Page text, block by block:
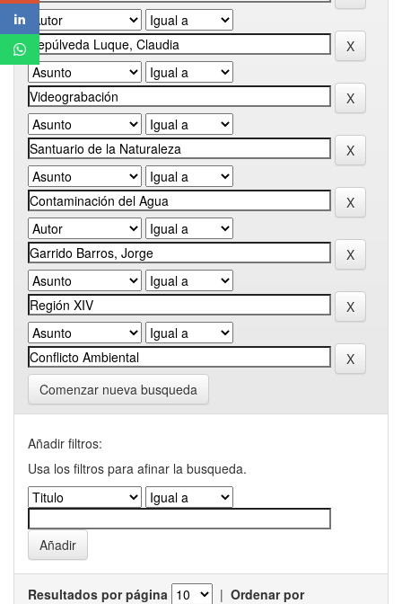
Comenzar nueva busqueda
Añadir filtros:
Usa los filtros para afinar la busqueda.
Resultados por página | Ordenar por